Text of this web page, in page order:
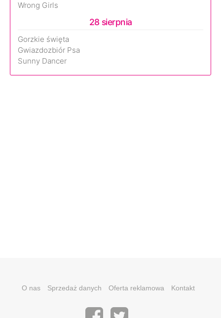
Wrong Girls
28 sierpnia
Gorzkie święta
Gwiazdozbiór Psa
Sunny Dancer
O nas Sprzedaż danych Oferta reklamowa Kontakt